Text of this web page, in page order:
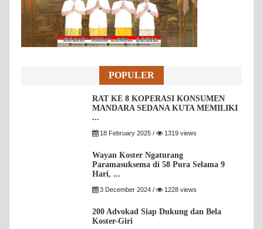
POPULER
RAT KE 8 KOPERASI KONSUMEN
MANDARA SEDANA KUTA MEMILIKI
...
18 February 2025 / 1319 views
Wayan Koster Ngaturang
Paramasuksema di 58 Pura Selama 9
Hari, ...
3 December 2024 / 1228 views
200 Advokad Siap Dukung dan Bela
Koster-Giri